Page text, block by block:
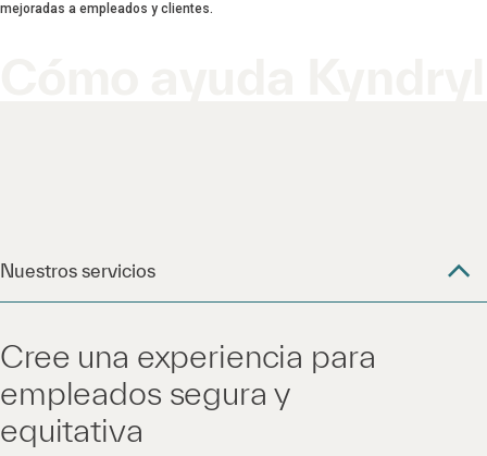
mejoradas a empleados y clientes.
Nuestros servicios
Cree una experiencia para
empleados segura y
equitativa